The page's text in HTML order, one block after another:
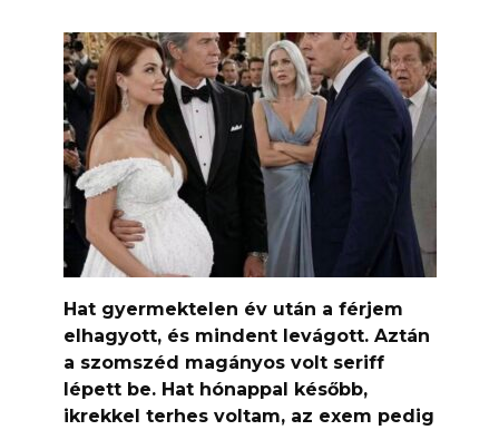
Hat gyermektelen év után a férjem
elhagyott, és mindent levágott. Aztán
a szomszéd magányos volt seriff
lépett be. Hat hónappal később,
ikrekkel terhes voltam, az exem pedig